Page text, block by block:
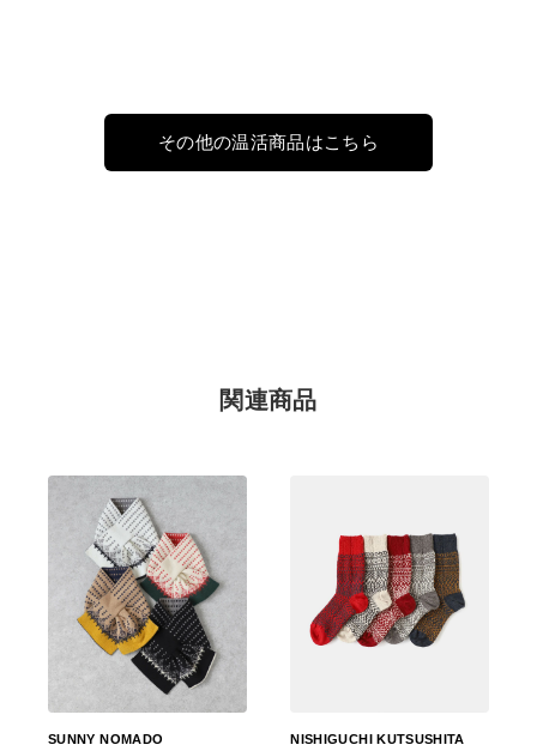
その他の温活商品はこちら
関連商品
SUNNY NOMADO NISHIGUCHI KUTSUSHITA